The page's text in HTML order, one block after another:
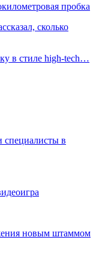
пробка
сколько
в стиле high-tech…
специалисты в
новым штаммом